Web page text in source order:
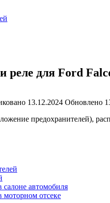
реле для Ford
13.12.2024 Обновлено
предохранителей),
салоне автомобиля
моторном отсеке